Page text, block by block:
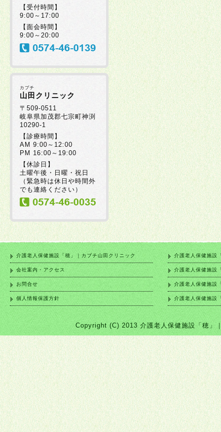
【受付時間】
9:00～17:00
【面会時間】
9:00～20:00
カブチ
山田クリニック
〒509-0511
岐阜県加茂郡七宗町神渕
10290-1
【診療時間】
AM 9:00～12:00
PM 16:00～19:00
【休診日】
土曜午後・日曜・祝日
（緊急時は休日や時間外
でも連絡ください）
介護老人保健施設「穂」｜カブチ山田クリニック
会社案内・アクセス
お問合せ
個人情報保護方針
介護老人保健施設
介護老人保健施設
介護老人保健施設
介護老人保健施設
Copyright (C) 2013 介護老人保健施設「穂